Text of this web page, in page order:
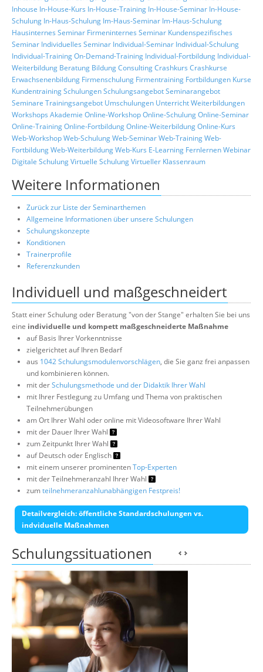
Inhouse In-House-Kurs In-House-Training In-House-Seminar In-House-
Schulung In-Haus-Schulung Im-Haus-Seminar Im-Haus-Schulung
Hausinternes Seminar Firmeninternes Seminar Kundenspezifisches
Seminar Individuelles Seminar Individual-Seminar Individual-Schulung
Individual-TrainingOn-Demand-Training Individual-Fortbildung Individual-
Weiterbildung Beratung BildungConsultingCrashkurs Crashkurse
Erwachsenenbildung Firmenschulung Firmentraining Fortbildungen Kurse
KundentrainingSchulungenSchulungsangebotSeminarangebot
Seminare Trainingsangebot Umschulungen UnterrichtWeiterbildungen
Workshops Akademie Online-WorkshopOnline-SchulungOnline-Seminar
Online-TrainingOnline-FortbildungOnline-WeiterbildungOnline-Kurs
Web-WorkshopWeb-SchulungWeb-SeminarWeb-TrainingWeb-
FortbildungWeb-WeiterbildungWeb-Kurs E-Learning FernlernenWebinar
Digitale SchulungVirtuelle SchulungVirtueller Klassenraum
Weitere Informationen
Zurück zur Liste der Seminarthemen
Allgemeine Informationen über unsere Schulungen
Schulungskonzepte
Konditionen
Trainerprofile
Referenzkunden
Individuell und maßgeschneidert
Statt einer Schulung oder Beratung "von der Stange" erhalten Sie bei uns
eine individuelle und kompett maßgeschneiderte Maßnahme
auf Basis Ihrer Vorkenntnisse
zielgerichtet auf Ihren Bedarf
aus 1042 Schulungsmodulenvorschlägen, die Sie ganz frei anpassen
und kombinieren können.
mit derSchulungsmethode und der Didaktik Ihrer Wahl
mit Ihrer Festlegung zu Umfang und Thema von praktischen
Teilnehmerübungen
am Ort Ihrer Wahl oder online mit Videosoftware Ihrer Wahl
mit der Dauer Ihrer Wahl
zum Zeitpunkt Ihrer Wahl
auf Deutsch oder Englisch
mit einem unserer prominentenTop-Experten
mit der Teilnehmeranzahl Ihrer Wahl
zumteilnehmeranzahlunabhängigen Festpreis!
Detailvergleich: öffentliche Standardschulungen vs.
indviduelle Maßnahmen
Schulungssituationen